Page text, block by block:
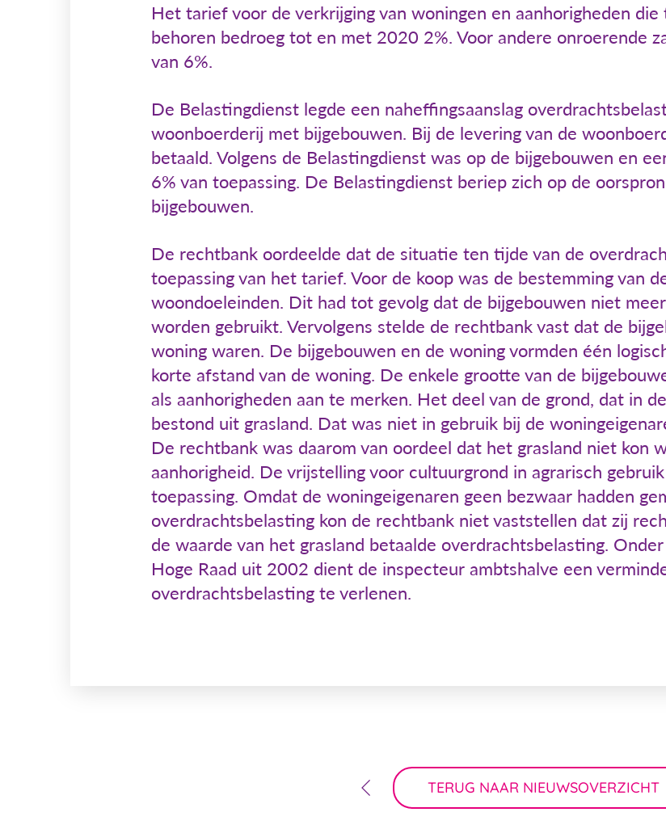
Het tarief voor de verkrijging van woningen en aanhorigheden
behoren bedroeg tot en met 2020 2%. Voor andere onroerende
van 6%.
De Belastingdienst legde een naheffingsaanslag
woonboerderij met bijgebouwen. Bij de levering van de
betaald. Volgens de Belastingdienst was op de bijgebouwen en
6% van toepassing. De Belastingdienst beriep zich op de
bijgebouwen.
De rechtbank oordeelde dat de situatie ten tijde van de
toepassing van het tarief. Voor de koop was de bestemming van
woondoeleinden. Dit had tot gevolg dat de bijgebouwen niet
worden gebruikt. Vervolgens stelde de rechtbank vast dat de
woning waren. De bijgebouwen en de woning vormden één
korte afstand van de woning. De enkele grootte van de
als aanhorigheden aan te merken. Het deel van de grond, dat in
bestond uit grasland. Dat was niet in gebruik bij de
De rechtbank was daarom van oordeel dat het grasland niet kon
aanhorigheid. De vrijstelling voor cultuurgrond in agrarisch
toepassing. Omdat de woningeigenaren geen bezwaar hadden
overdrachtsbelasting kon de rechtbank niet vaststellen dat zij
de waarde van het grasland betaalde overdrachtsbelasting.
Hoge Raad uit 2002 dient de inspecteur ambtshalve een
overdrachtsbelasting te verlenen.
TERUG NAAR NIEUWSOVERZICHT